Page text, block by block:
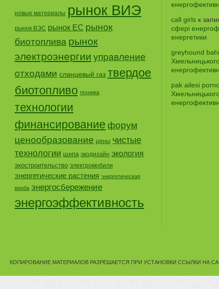
новые материалы рынок ВИЭ
рынок ВЭС рынок ЕС рынок
биотоплива рынок
электроэнергии управление
отходами сланцевый газ твердое
биотопливо техника
технологии
финансирование форум
ценообразование цены чистые
технологии щепа экодизайн экология
экостроительство электромобили
энергетические растения энергетическая
верба энергосбережение
энергоэффективность
call girls к
сфері
енергетики
greyhound
pak ailesi
КОПИРОВАНИЕ МАТЕРИАЛОВ РАЗРЕШАЕТСЯ ПРИ УСТАНОВКИ ССЫЛКИ НА САЙТ